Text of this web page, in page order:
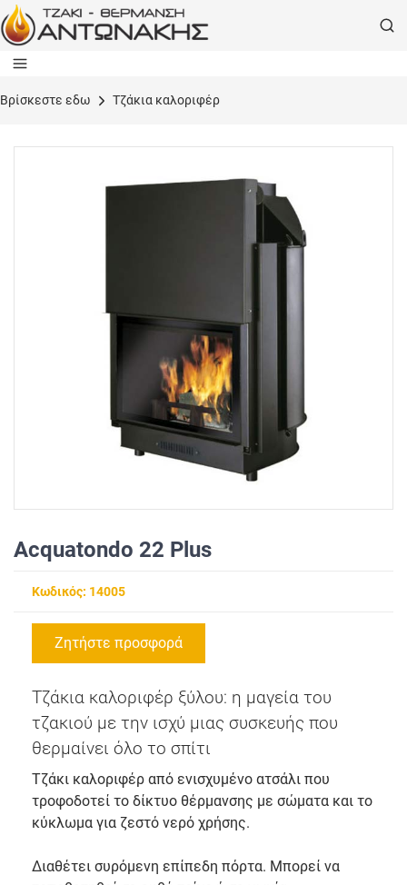
Bρίσκεστε εδω Τζάκια καλοριφέρ
Acquatondo 22 Plus
Κωδικός: 14005
Ζητήστε προσφορά
Τζάκια καλοριφέρ ξύλου: η μαγεία του
τζακιού με την ισχύ μιας συσκευής που
θερμαίνει όλο το σπίτι
Τζάκι καλοριφέρ από ενισχυμένο ατσάλι που
τροφοδοτεί το δίκτυο θέρμανσης με σώματα και το
κύκλωμα για ζεστό νερό χρήσης.
Διαθέτει συρόμενη επίπεδη πόρτα. Μπορεί να